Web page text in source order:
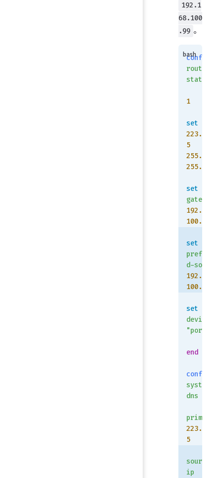
192.1
68.100
.99 。
config
router
static
1
set
223.5.5.
5
255.255.
255.255
set
gateway
192.168.
100.254
set
preferre
d-source
192.168.
100.1
set
device
"port2"
end
config
system
dns
primary
223.5.5.
5
source-
ip